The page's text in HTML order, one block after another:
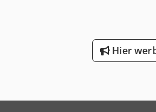
Verpackungsaufgabe. - Ab Lager
unterschiedliche neue Maschinen
Hier